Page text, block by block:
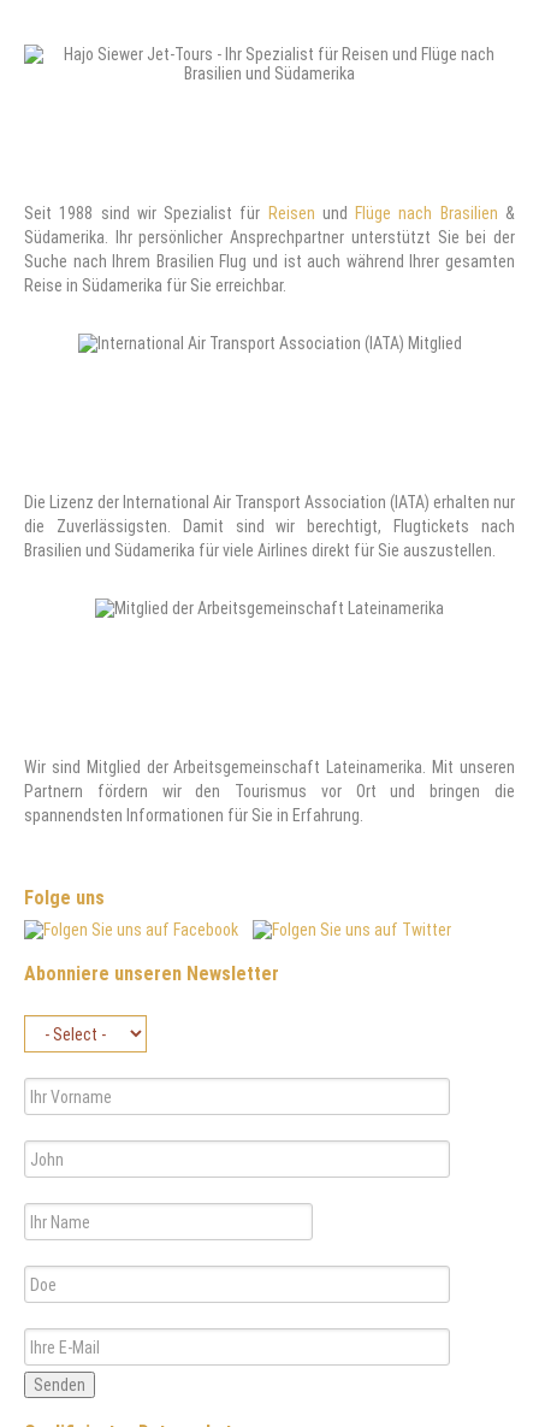
Seit 1988 sind wir Spezialist für Reisen und Flüge nach Brasilien &
Südamerika. Ihr persönlicher Ansprechpartner unterstützt Sie bei der
Suche nach Ihrem Brasilien Flug und ist auch während Ihrer gesamten
Reise in Südamerika für Sie erreichbar.
Die Lizenz der International Air Transport Association (IATA) erhalten nur
die Zuverlässigsten. Damit sind wir berechtigt, Flugtickets nach
Brasilien und Südamerika für viele Airlines direkt für Sie auszustellen.
Wir sind Mitglied der Arbeitsgemeinschaft Lateinamerika. Mit unseren
Partnern fördern wir den Tourismus vor Ort und bringen die
spannendsten Informationen für Sie in Erfahrung.
Folge uns
Abonniere unseren Newsletter
Senden